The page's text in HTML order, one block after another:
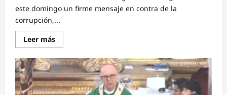
este domingo un firme mensaje en contra de la
corrupción,...
Leer másRead
more
Cardenal
Rodríguez
envía
contundente
mensaje